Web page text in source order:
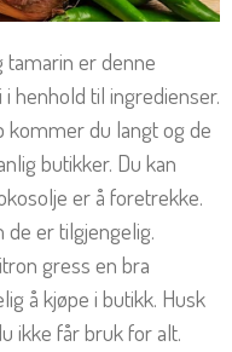
tamarin er denne
henhold til ingredienser.
kommer du langt og de
butikker. Du kan
er å foretrekke.
er tilgjengelig.
gress en bra
å kjøpe i butikk. Husk
ikke får bruk for alt.